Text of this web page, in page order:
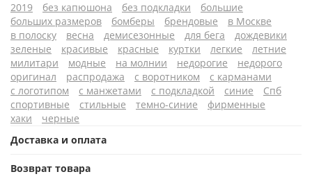
2019 без капюшона без подкладки
большие
больших размеров
бомберы брендовые
в Москве
в полоску
весна демисезонные для бега
дождевики
зеленые
красивые красные куртки легкие
летние
милитари
модные на молнии недорогие
недорого
оригинал
распродажа с воротником
с карманами
с логотипом
с манжетами с подкладкой синие
Спб
спортивные
стильные темно-синие
фирменные
хаки
черные
Доставка и оплата
Возврат товара